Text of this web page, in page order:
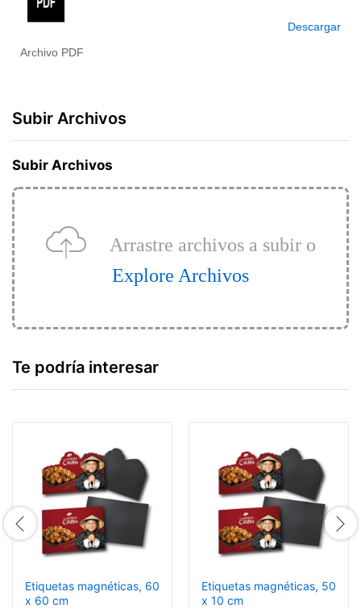
Archivo PDF
Descargar
Subir Archivos
Subir Archivos
Arrastre archivos a subir o
Explore Archivos
Te podría interesar
Etiquetas magnéticas, 60
x 60 cm
Etiquetas magnéticas, 50
x 10 cm